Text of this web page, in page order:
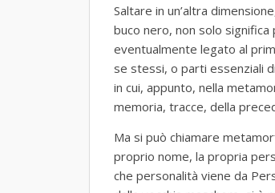
Saltare in un’altra
buco nero, non solo
eventualmente legato al
se stessi, o parti essenziali
in cui, appunto, nella
memoria, tracce, della
Ma si può chiamare
proprio nome, la propria
che personalità viene da